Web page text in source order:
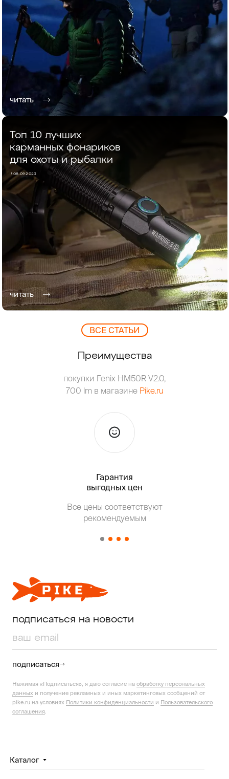
читать
Топ 10 лучших
карманных фонариков
для охоты и рыбалки
/ 08.09.2023
читать
ВCЕ СТАТЬИ
Преимущества
покупки Fenix HM50R V2.0,
700 lm в магазине Pike.ru
Гарантия
выгодных цен
Все цены соответствуют
рекомендуемым
подписаться на новости
подписаться
Нажимая «Подписаться», я даю согласие на обработку персональных
данных и получение рекламных и иных маркетинговых сообщений от
pike.ru на условиях Политики конфиденциальности и Пользовательского
соглашения
Каталог